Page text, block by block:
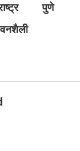
पुणे